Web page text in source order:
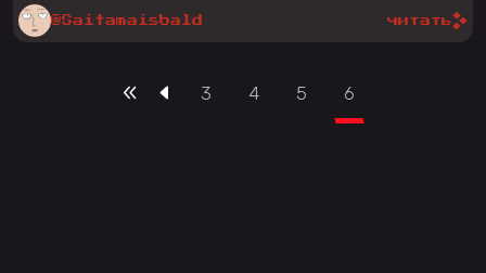
@Saitamaisbald читать
3 4 5 6